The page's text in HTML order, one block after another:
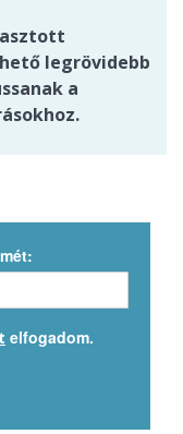
legrövidebb
a
elfogadom.